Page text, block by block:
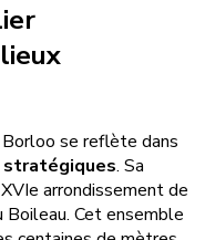
Borloo se reflète dans
. Sa
arrondissement de
Boileau. Cet ensemble